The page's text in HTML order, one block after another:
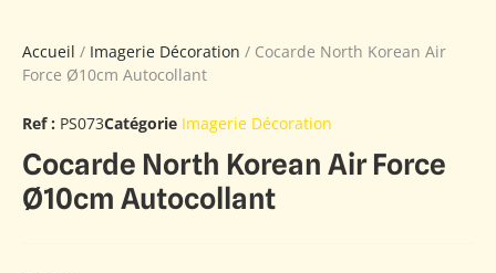
Accueil / Imagerie Décoration / Cocarde North Korean Air
Force Ø10cm Autocollant
Ref : PS073Catégorie Imagerie Décoration
Cocarde North Korean Air Force
Ø10cm Autocollant